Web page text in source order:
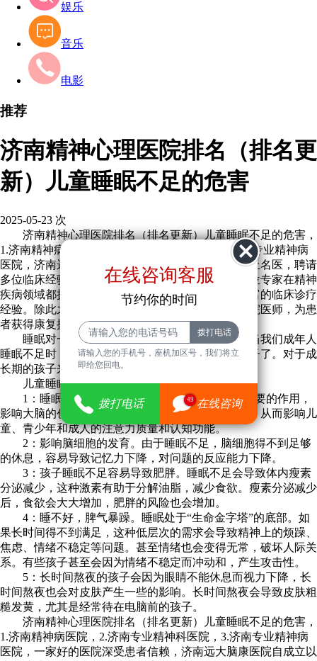
娱乐
音乐
电影
推荐
济南精神心理医院排名（排名更
新）儿童睡眠不足的危害
2025-05-23 次
济南精神心理医院排名（排名更新）儿童睡眠不足的危害，
1.济南精神病医院，2.济南专业精神科医院，3.济南专业精神病
医院，济南远大中医脑康医院为了患者出门就能看上名医，聘请
多位临床经验丰富的专家组成专业治疗团队，每一位专家在精神
疾病领域都拥有一套自己的学术研究理论成果和丰富的临床诊疗
经验。除此之外还聘请北京三甲医院知名专家为我院医师，为患
者获得康复提供了极大保障。
睡眠对一个人来说是一天中非常重要的事情。当我们成年人
睡眠不足时，我们都感到沮丧和困倦，更不用说孩子了。对于成
长期的孩子来说，睡眠不足的影响更大。
儿童睡眠不足的危害：
1：睡眠在保持注意力和巩固记忆力方面起着重要的作用，
影响大脑的创造性思维，睡眠障碍会导致慢性疲劳，从而影响儿
童、青少年和成人的注意力质量和认知功能。
2：影响脑细胞的发育。由于睡眠不足，脑细胞得不到足够
的休息，容易导致记忆力下降，对问题的反应能力下降。
3：孩子睡眠不足容易导致肥胖。睡眠不足会导致体内瘦素
分泌减少，这种激素有助于分解油脂，减少食欲。瘦素分泌减少
后，食欲会大大增加，肥胖的风险也会增加。
4：睡不好，脾气暴躁。睡眠处于“生命金字塔”的底部。如
果长时间得不到满足，这种低层次的需求会导致精神上的烦躁、
焦虑、情绪不稳定等问题。甚至情绪也会变得无常，破坏人际关
系。有些孩子甚至会因为情绪不稳定而冲动和，产生攻击性。
5：长时间熬夜的孩子会因为眼睛不能休息而视力下降，长
时间熬夜也会对皮肤产生一些的影响。长时间熬夜会导致皮肤粗
糙发黄，尤其是经常待在电脑前的孩子。
济南精神心理医院排名（排名更新）儿童睡眠不足的危害，
1.济南精神病医院，2.济南专业精神科医院，3.济南专业精神病
医院，一家好的医院深受患者信赖，济南远大脑康医院自成立以
在线咨询客服
节约你的时间
请输入您的手机号，座机加区号，我们将立
即给您回电。
拨打电话 49 在线咨询